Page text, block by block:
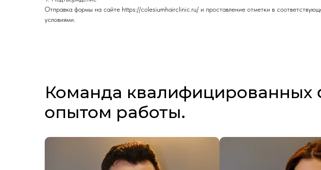
Отправка формы на сайте https://colesiumhairclinic.ru/ и проставление отметки в
условиями.
Команда квалифицированных
опытом работы.